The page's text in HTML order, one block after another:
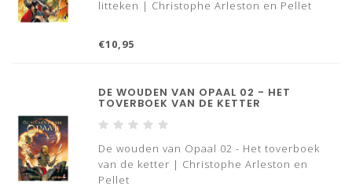
litteken | Christophe Arleston en Pellet
€10,95
DE WOUDEN VAN OPAAL 02 - HET
TOVERBOEK VAN DE KETTER
De wouden van Opaal 02 - Het toverboek
van de ketter | Christophe Arleston en
Pellet